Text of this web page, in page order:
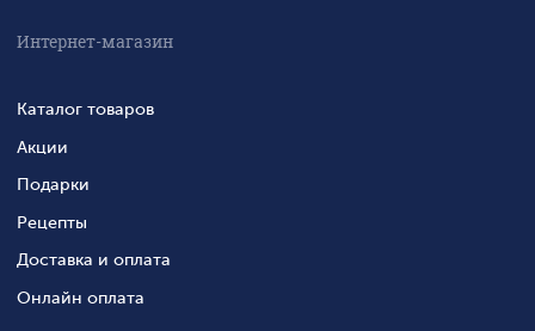
Интернет-магазин
Каталог товаров
Акции
Подарки
Рецепты
Доставка и оплата
Онлайн оплата